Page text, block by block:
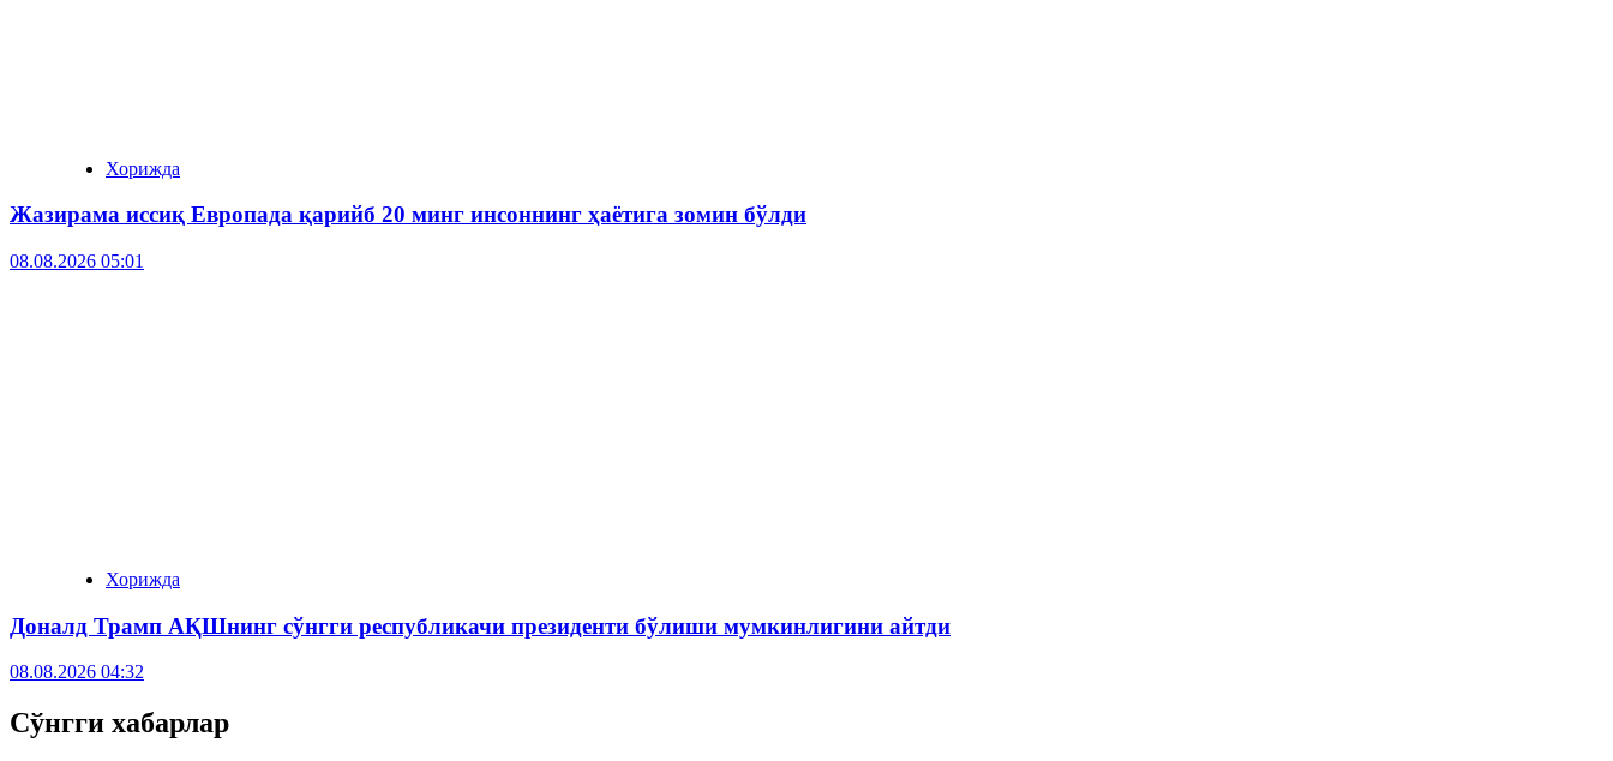
Хорижда
Жазирама иссиқ Европада қарийб 20 минг инсоннинг ҳаётига зомин бўлди
08.08.2026 05:01
Хорижда
Доналд Трамп АҚШнинг сўнгги республикачи президенти бўлиши мумкинлигини айтди
08.08.2026 04:32
Сўнгги хабарлар